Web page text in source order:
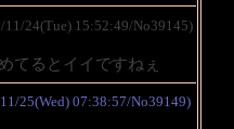
11/24(Tue) 15:52:49/No39145)
てるとイイですねぇ
25(Wed) 07:38:57/No39149)